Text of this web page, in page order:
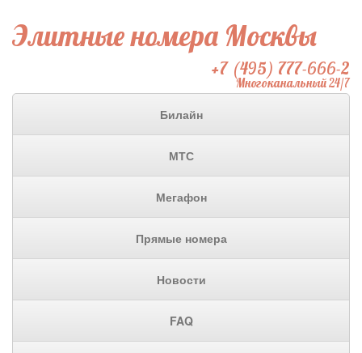
Элитные номера Москвы
+7 (495) 777-666-2
Многоканальный 24/7
Билайн
МТС
Мегафон
Прямые номера
Новости
FAQ